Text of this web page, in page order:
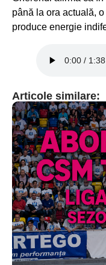
până la ora actuală,
produce energie
Articole similare:
Adaugă
textul
textul
textul